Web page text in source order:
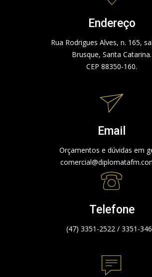
Endereço
Rua Rodrigues Alves, n. 165,
Brusque, Santa Catarina.
CEP 88350-160.
Email
Orçamentos e dúvidas em
Telefone
(47) 3351-2522 / 3351-